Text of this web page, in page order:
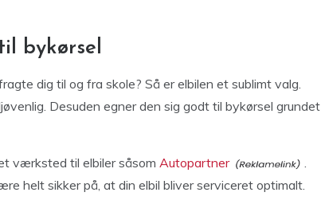
bykørsel
dig til og fra skole? Så er elbilen et sublimt valg.
Desuden egner den sig godt til bykørsel grundet
værksted til elbiler såsom Autopartner
.
helt sikker på, at din elbil bliver serviceret optimalt.